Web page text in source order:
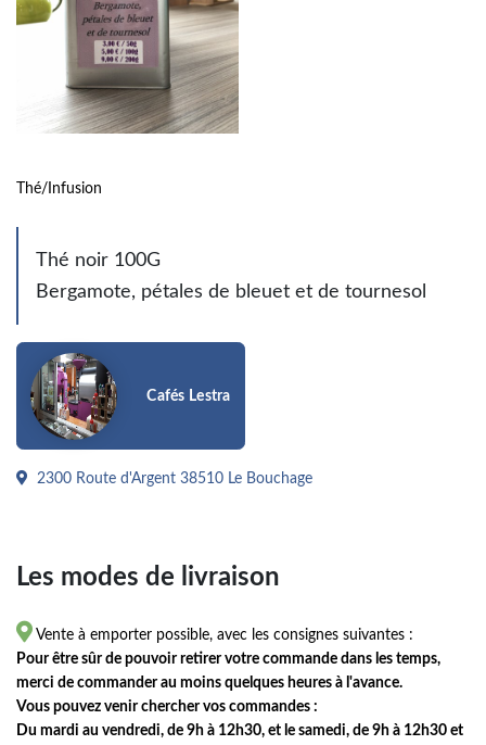
Thé/Infusion
Thé noir 100G
Bergamote, pétales de bleuet et de tournesol
Cafés Lestra
2300 Route d'Argent 38510 Le Bouchage
Les modes de livraison
 Vente à emporter possible, avec les consignes suivantes :
Pour être sûr de pouvoir retirer votre commande dans les temps,
merci de commander au moins quelques heures à l'avance.
Vous pouvez venir chercher vos commandes :
Du mardi au vendredi, de 9h à 12h30, et le samedi, de 9h à 12h30 et